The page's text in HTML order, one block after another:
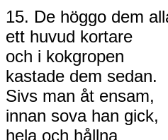
15. De höggo dem
ett huvud kortare
och i kokgropen
kastade dem sedan.
Sivs man åt ensam,
innan sova han gick,
hela och hållna